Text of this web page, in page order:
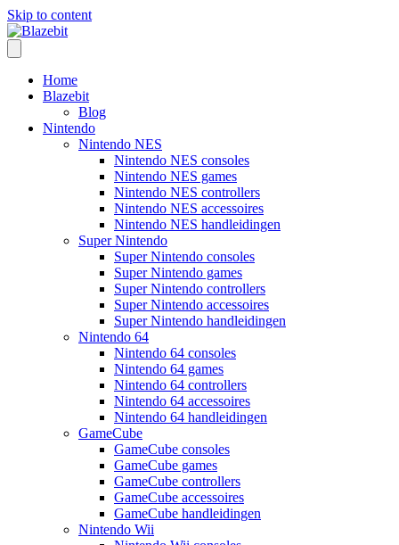
Skip to content
Home
Blazebit
Blog
Nintendo
Nintendo NES
Nintendo NES consoles
Nintendo NES games
Nintendo NES controllers
Nintendo NES accessoires
Nintendo NES handleidingen
Super Nintendo
Super Nintendo consoles
Super Nintendo games
Super Nintendo controllers
Super Nintendo accessoires
Super Nintendo handleidingen
Nintendo 64
Nintendo 64 consoles
Nintendo 64 games
Nintendo 64 controllers
Nintendo 64 accessoires
Nintendo 64 handleidingen
GameCube
GameCube consoles
GameCube games
GameCube controllers
GameCube accessoires
GameCube handleidingen
Nintendo Wii